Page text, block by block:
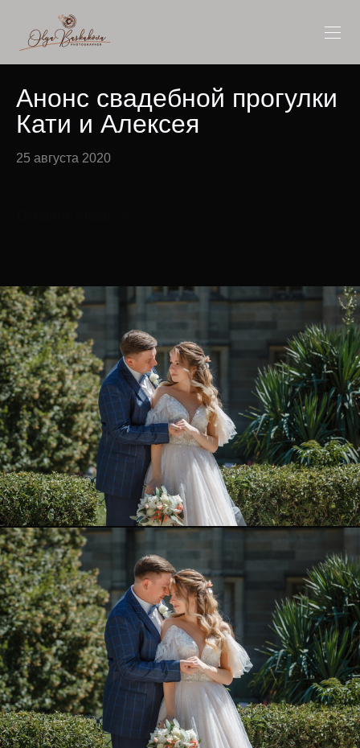
Анонс свадебной прогулки
Кати и Алексея
25 августа 2020